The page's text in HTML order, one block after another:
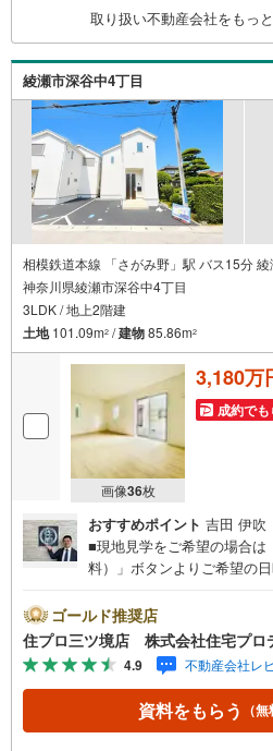
【老後の費用負担】住宅探
な部分を明確にしていきま
取り扱い不動産会社をもっ
綾瀬市深谷中4丁目
相模鉄道本線 「さがみ野」駅 バス15分
神奈川県綾瀬市深谷中4丁目
3LDK / 地上2階建
土地101.09m2 /建物85.86m2
画像36枚
3,180万
成約でも
おすすめポイント 吉田 伊吹
■現地見学をご希望の場合
料）」ボタンよりご希望の
座間市エリアに強い！ 住プ
エリアの不動産売買専門会
定で販売する物件情報も多
問合せ下さい！ -------------- 弊社独自の住宅ローン提案シス
テム 弊社ではファイナン
な資金アドバイス】【ファ
ゴールド推奨店
住プロ三ツ境店 株式会社住宅プロ
4.9 不動産会社レ
資料をもらう （無